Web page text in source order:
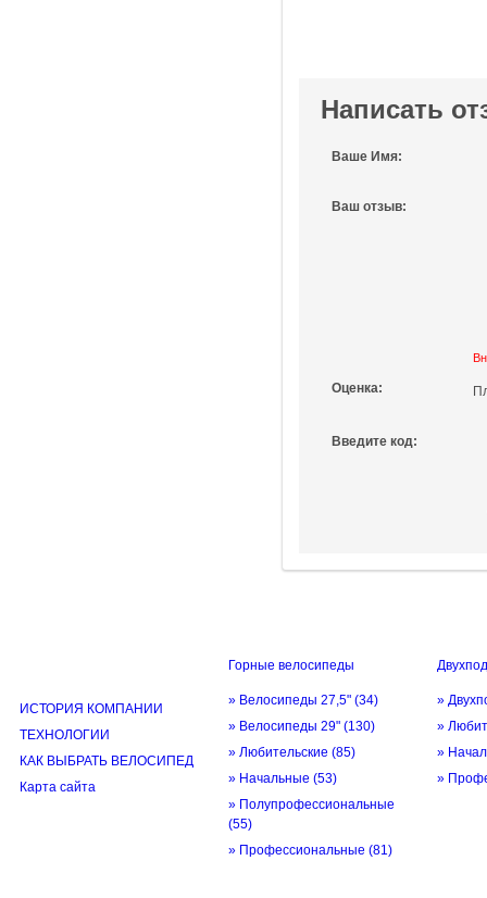
Написать
Ваше Имя:
Ваш отзыв:
Оценка:
Введите код:
ИСТОРИЯ КОМПАНИИ
ТЕХНОЛОГИИ
КАК ВЫБРАТЬ ВЕЛОСИПЕД
Карта сайта
Горные велосипеды
» Велосипеды 27,5" (34)
» Велосипеды 29" (130)
» Любительские (85)
» Начальные (53)
» Полупрофессиональные
(55)
» Профессиональные (81)
»
»
»
»